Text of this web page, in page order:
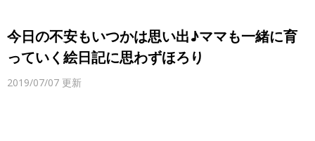
今日の不安もいつかは思い出♪ママも一緒に育
っていく絵日記に思わずほろり
2019/07/07 更新